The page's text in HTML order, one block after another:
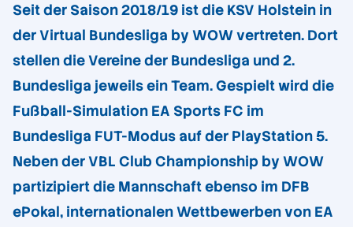
Seit der Saison 2018/19 ist die KSV Holstein in
der Virtual Bundesliga by WOW vertreten. Dort
stellen die Vereine der Bundesliga und 2.
Bundesliga jeweils ein Team. Gespielt wird die
Fußball-Simulation EA Sports FC im
Bundesliga FUT-Modus auf der PlayStation 5.
Neben der VBL Club Championship by WOW
partizipiert die Mannschaft ebenso im DFB
ePokal, internationalen Wettbewerben von EA